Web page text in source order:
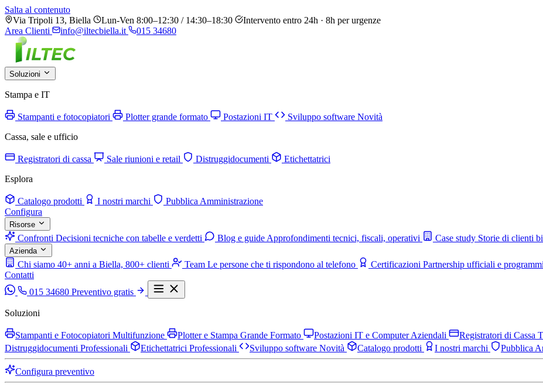
Salta al contenuto
Via Tripoli 13, Biella
Lun-Ven 8:00–12:30 / 14:30–18:30
Intervento entro 24h · 8h per urgenze
Area Clienti
info@iltecbiella.it 015 34680
Soluzioni
Stampa e IT
Stampanti e fotocopiatori Plotter grande formato Postazioni IT Sviluppo software Novità
Cassa, sale e ufficio
Registratori di cassa Sale riunioni e retail Distruggidocumenti
Etichettatrici
Esplora
Catalogo prodotti I nostri marchi
Pubblica Amministrazione
Configura
Risorse
Confronti Decisioni tecniche con tabelle e verdetti Blog e guide Approfondimenti tecnici, fiscali, operativi Case study Storie di clienti
Azienda
Chi siamo 40+ anni a Biella, 800+ clienti Team Le persone che ti rispondono al telefono Certificazioni Partnership ufficiali e programmi
Contatti
015 34680 Preventivo gratis
Soluzioni
Stampanti e Fotocopiatori Multifunzione Plotter e Stampa Grande Formato Postazioni IT e Computer Aziendali Registratori di Cassa
Distruggidocumenti Professionali
Etichettatrici Professionali Sviluppo software Novità Catalogo prodotti I nostri marchi Pubblica
Configura preventivo